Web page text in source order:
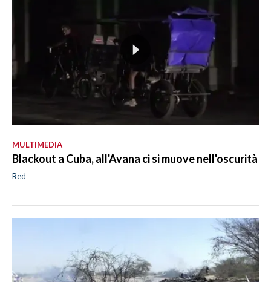
MULTIMEDIA
Blackout a Cuba, all'Avana ci si muove nell'oscurità
Red